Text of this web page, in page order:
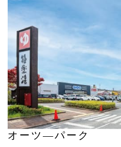
オーツ―パーク